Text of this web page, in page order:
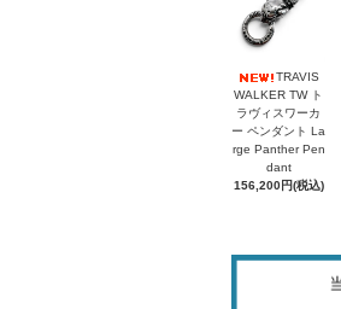
TRAVIS
WALKER TW ト
ラヴィスワーカ
ー ペンダント La
rge Panther Pen
dant
156,200円(税込)